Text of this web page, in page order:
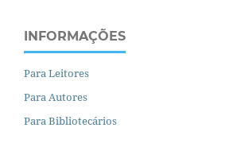
INFORMAÇÕES
Para Leitores
Para Autores
Para Bibliotecários